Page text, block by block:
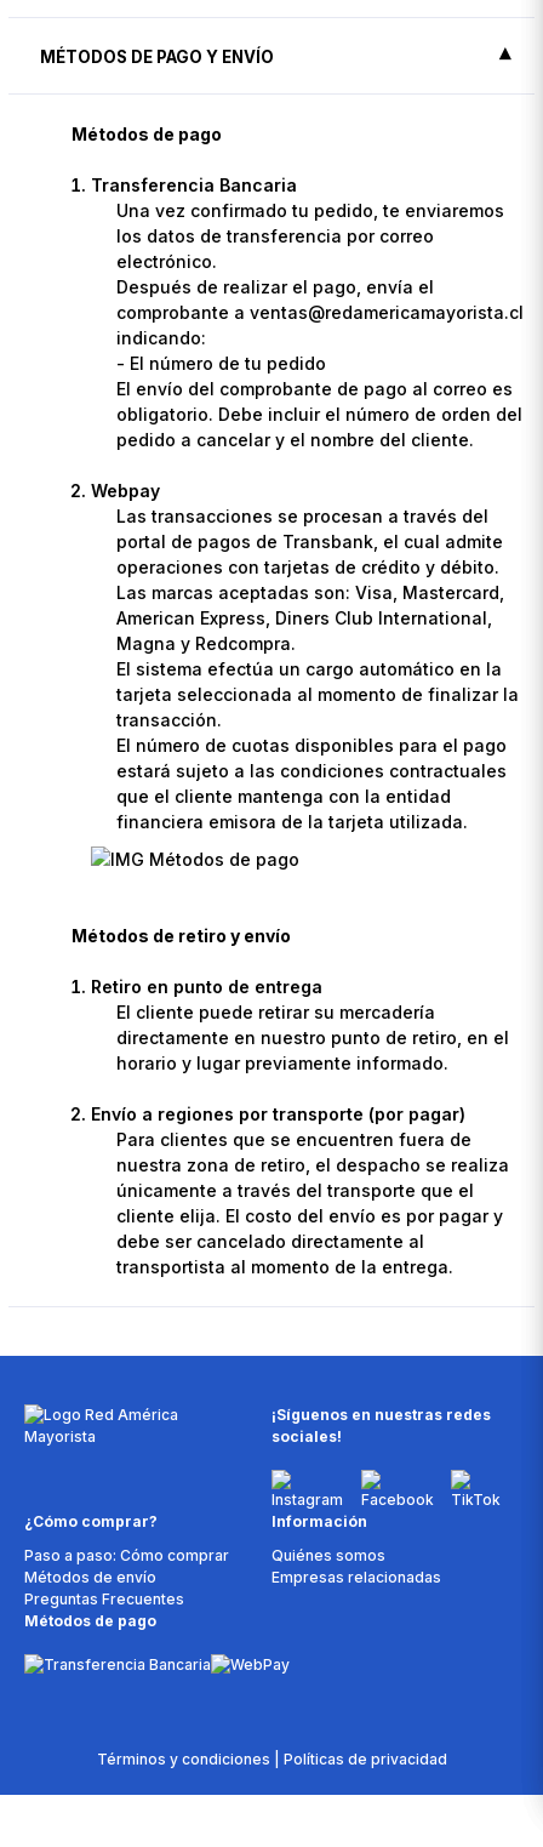
MÉTODOS DE PAGO Y ENVÍO
Métodos de pago
Transferencia Bancaria
Una vez confirmado tu pedido, te enviaremos
los datos de transferencia por correo
electrónico.
Después de realizar el pago, envía el
comprobante a ventas@redamericamayorista.cl
indicando:
- El número de tu pedido
El envío del comprobante de pago al correo es
obligatorio. Debe incluir el número de orden del
pedido a cancelar y el nombre del cliente.
Webpay
Las transacciones se procesan a través del
portal de pagos de Transbank, el cual admite
operaciones con tarjetas de crédito y débito.
Las marcas aceptadas son: Visa, Mastercard,
American Express, Diners Club International,
Magna y Redcompra.
El sistema efectúa un cargo automático en la
tarjeta seleccionada al momento de finalizar la
transacción.
El número de cuotas disponibles para el pago
estará sujeto a las condiciones contractuales
que el cliente mantenga con la entidad
financiera emisora de la tarjeta utilizada.
Métodos de retiro y envío
Retiro en punto de entrega
El cliente puede retirar su mercadería
directamente en nuestro punto de retiro, en el
horario y lugar previamente informado.
Envío a regiones por transporte (por pagar)
Para clientes que se encuentren fuera de
nuestra zona de retiro, el despacho se realiza
únicamente a través del transporte que el
cliente elija. El costo del envío es por pagar y
debe ser cancelado directamente al
transportista al momento de la entrega.
¡Síguenos en nuestras redes
sociales!
¿Cómo comprar?
Paso a paso: Cómo comprar
Métodos de envío
Preguntas Frecuentes
Información
Quiénes somos
Empresas relacionadas
Métodos de pago
Términos y condiciones | Políticas de privacidad